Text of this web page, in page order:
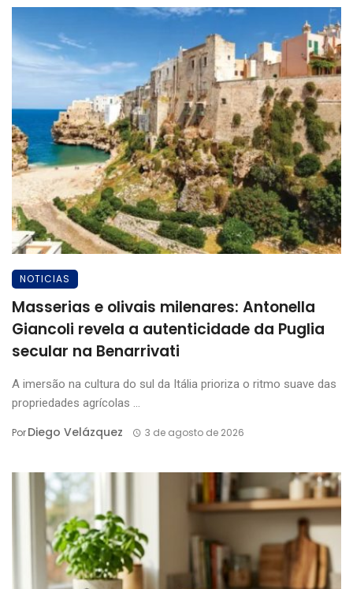
NOTICIAS
Masserias e olivais milenares: Antonella
Giancoli revela a autenticidade da Puglia
secular na Benarrivati
A imersão na cultura do sul da Itália prioriza o ritmo suave das
propriedades agrícolas ...
PorDiego Velázquez 3 de agosto de 2026